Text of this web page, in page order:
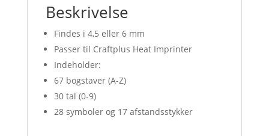
Beskrivelse
Findes i 4,5 eller 6 mm
Passer til Craftplus Heat Imprinter
Indeholder:
67 bogstaver (A-Z)
30 tal (0-9)
28 symboler og 17 afstandsstykker